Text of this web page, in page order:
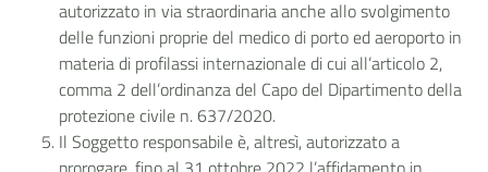
autorizzato in via straordinaria anche allo svolgimento
delle funzioni proprie del medico di porto ed aeroporto in
materia di profilassi internazionale di cui all’articolo 2,
comma 2 dell’ordinanza del Capo del Dipartimento della
protezione civile n. 637/2020.
Il Soggetto responsabile è, altresì, autorizzato a